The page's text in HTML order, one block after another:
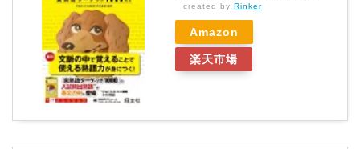
created by Rinker
Amazon
楽天市場